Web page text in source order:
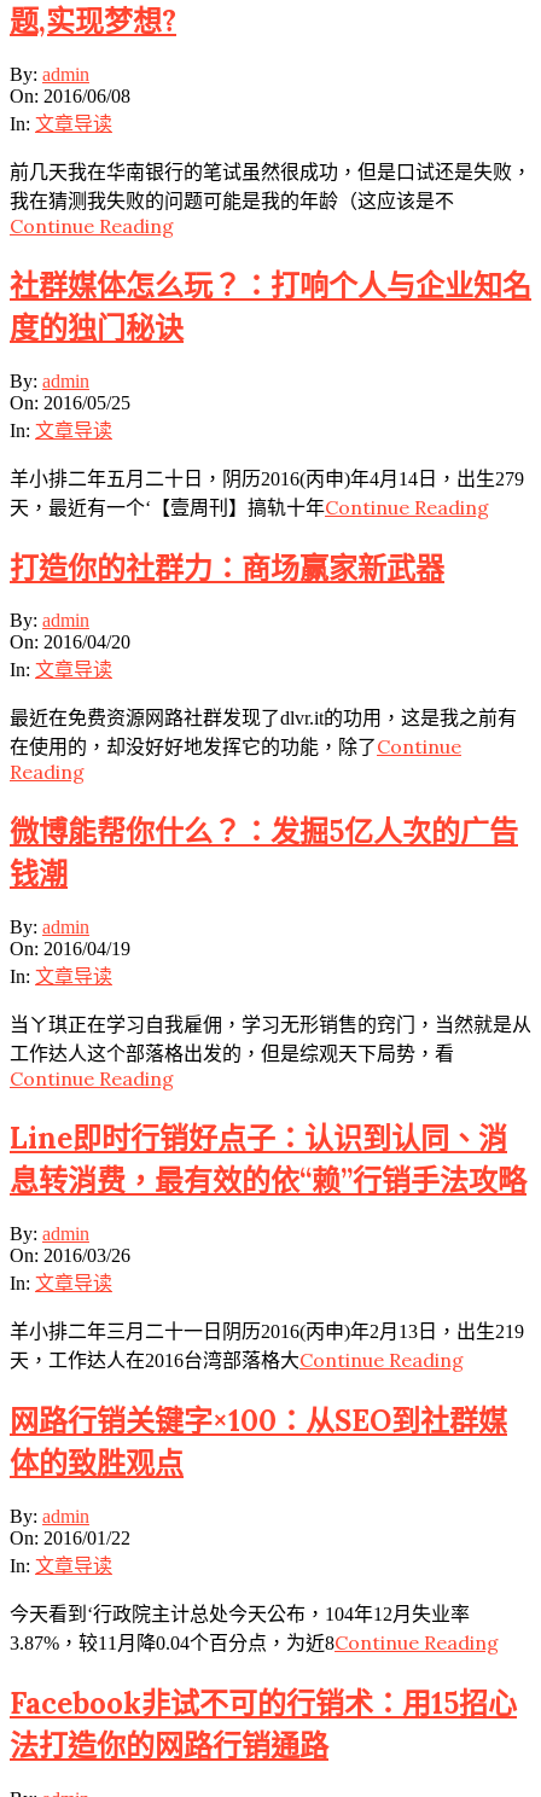
题,实现梦想?
2016-
06-
08
By: admin
On: 2016/06/08
In: 文章导读
前几天我在华南银行的笔试虽然很成功，但是口试还是失败，
我在猜测我失败的问题可能是我的年龄（这应该是不
Continue Reading
社群媒体怎么玩？：打响个人与企业知名
度的独门秘诀
2016-
05-
25
By: admin
On: 2016/05/25
In: 文章导读
羊小排二年五月二十日，阴历2016(丙申)年4月14日，出生279
天，最近有一个‘【壹周刊】搞轨十年Continue Reading
打造你的社群力：商场赢家新武器
2016-
04-
20
By: admin
On: 2016/04/20
In: 文章导读
最近在免费资源网路社群发现了dlvr.it的功用，这是我之前有
在使用的，却没好好地发挥它的功能，除了Continue
Reading
微博能帮你什么？：发掘5亿人次的广告
钱潮
2016-
04-
19
By: admin
On: 2016/04/19
In: 文章导读
当ㄚ琪正在学习自我雇佣，学习无形销售的窍门，当然就是从
工作达人这个部落格出发的，但是综观天下局势，看
Continue Reading
Line即时行销好点子：认识到认同、消
息转消费，最有效的依“赖”行销手法攻略
2016-
03-
26
By: admin
On: 2016/03/26
In: 文章导读
羊小排二年三月二十一日阴历2016(丙申)年2月13日，出生219
天，工作达人在2016台湾部落格大Continue Reading
网路行销关键字×100：从SEO到社群媒
体的致胜观点
2016-
01-
22
By: admin
On: 2016/01/22
In: 文章导读
今天看到‘行政院主计总处今天公布，104年12月失业率
3.87%，较11月降0.04个百分点，为近8Continue Reading
Facebook非试不可的行销术：用15招心
法打造你的网路行销通路